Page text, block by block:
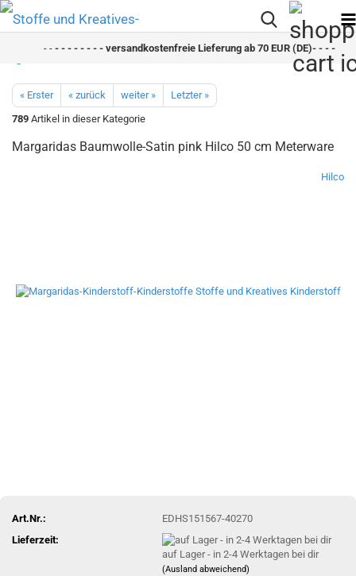
- -- - - - - - - - versandkostenfreie Lieferung ab 70 EUR (DE)- - - - - - -
« Erster « zurück weiter »
Letzter »
789 Artikel in dieser Kategorie
Margaridas Baumwolle-Satin pink Hilco 50 cm Meterware
Hilco
Art.Nr.:
EDHS151567-40270
Lieferzeit:
auf Lager - in 2-4 Werktagen bei dir
(Ausland abweichend)